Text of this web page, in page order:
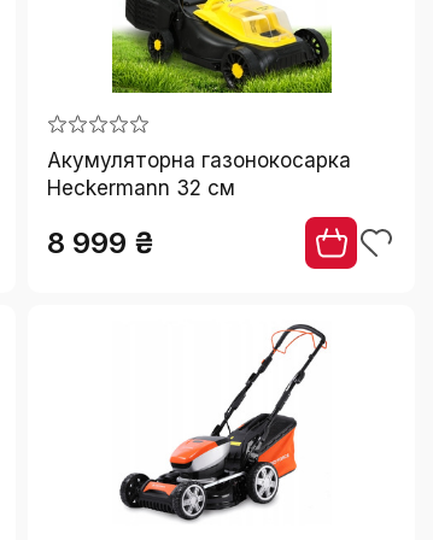
Акумуляторна газонокосарка
Heckermann 32 см
8 999 ₴